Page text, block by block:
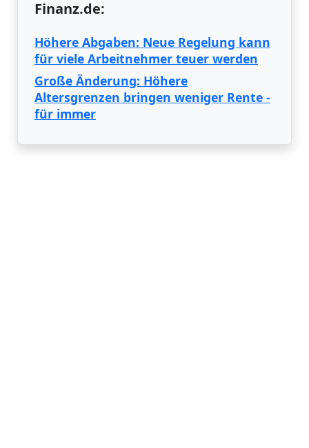
Finanz.de:
Höhere Abgaben: Neue Regelung kann
für viele Arbeitnehmer teuer werden
Große Änderung: Höhere
Altersgrenzen bringen weniger Rente -
für immer